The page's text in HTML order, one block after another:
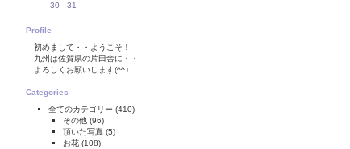
30
31
Profile
初めまして・・ようこそ！
九州は佐賀県の片田舎に・・
よろしくお願いします(^^♪
Categories
全てのカテゴリー (410)
その他 (96)
頂いた写真 (5)
お花 (108)